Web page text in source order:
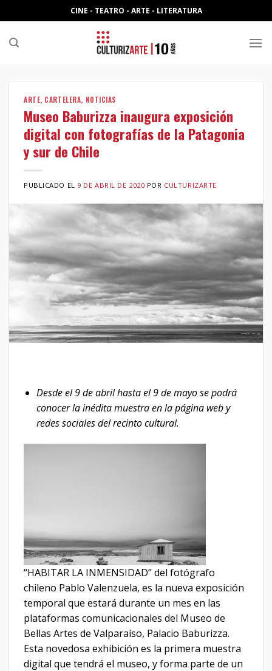
to
content
CINE - TEATRO - ARTE - LITERATURA
ARTE, CARTELERA, NOTICIAS
Museo Baburizza inaugura exposición
digital con fotografías de la Patagonia
y sur de Chile
PUBLICADO EL 9 DE ABRIL DE 2020 POR CULTURIZARTE
Desde el 9 de abril hasta el 9 de mayo se podrá
conocer la inédita muestra en la página web y
redes sociales del recinto cultural.
“HABITAR LA INMENSIDAD” del fotógrafo
chileno Pablo Valenzuela, es la nueva exposición
temporal que estará durante un mes en las
plataformas comunicacionales del Museo de
Bellas Artes de Valparaíso, Palacio Baburizza.
Esta novedosa exhibición es la primera muestra
digital que tendrá el museo, y forma parte de un